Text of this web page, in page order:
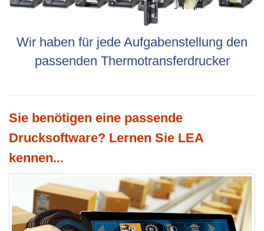
Wir haben für jede Aufgabenstellung den
passenden Thermotransferdrucker
Sie benötigen eine passende
Drucksoftware? Lernen Sie LEA
kennen...